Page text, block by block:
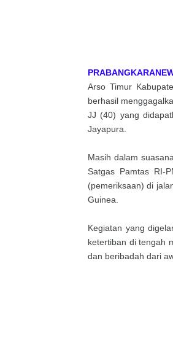
Arso Timur
berhasil
JJ (40) yang
Jayapura.
Masih dalam
Satgas Pamtas RI-
(pemeriksaan) di
Guinea.
Kegiatan yang
ketertiban di tengah
dan beribadah dari